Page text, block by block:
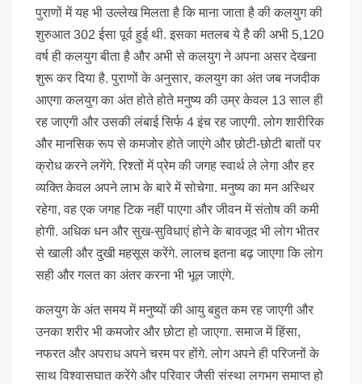
पुराणों में यह भी उल्लेख मिलता है कि माना जाता है की कलयुग की
शुरुआत 302 ईसा पूर्व हुई थी. इसका मतलब ये है की अभी 5,120
वर्ष ही कलयुग बीता है और अभी से कलयुग ने अपना असर देखना
शुरू कर दिया है. पुराणों के अनुसार, कलयुग का अंत जब नजदीक
आएगा कलयुग का अंत होते होते मनुष्य की उम्र केवल 13 साल ही
रह जाएगी और उसकी लंबाई सिर्फ 4 इंच रह जाएगी. लोग शारीरिक
और मानसिक रूप से कमजोर होते जाएंगे और छोटी-छोटी बातों पर
क्रोध करने लगेंगे. रिश्तों में प्रेम की जगह स्वार्थ ले लेगा और हर
व्यक्ति केवल अपने लाभ के बारे में सोचेगा. मनुष्य का मन अस्थिर
रहेगा, वह एक जगह टिक नहीं पाएगा और जीवन में संतोष की कमी
होगी. अधिक धन और सुख-सुविधाएं होने के बावजूद भी लोग भीतर
से खाली और दुखी महसूस करेंगे. लालच इतना बढ़ जाएगा कि लोग
सही और गलत का अंतर करना भी भूल जाएंगे.
कलयुग के अंत समय में मनुष्यों की आयु बहुत कम रह जाएगी और
उनका शरीर भी कमजोर और छोटा हो जाएगा. समाज में हिंसा,
नफरत और अपराध अपने चरम पर होंगे. लोग अपने ही परिजनों के
साथ विश्वासघात करेंगे और परिवार जैसी संस्था लगभग समाप्त हो